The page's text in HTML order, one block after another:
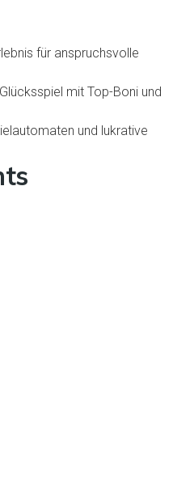
für anspruchsvolle
mit Top-Boni und
und lukrative